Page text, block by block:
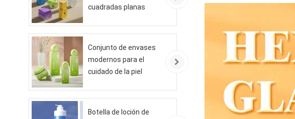
cuadradas planas
Conjunto de envases
modernos para el
cuidado de la piel
Botella de loción de